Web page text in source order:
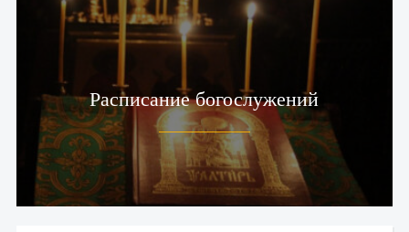
Расписание богослужений